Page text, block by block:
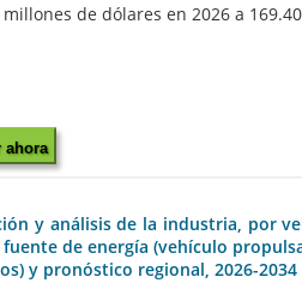
de dólares en 2026 a
ahora
y análisis de la industria, por
de energía (vehículo
y pronóstico regional, 2026-2034